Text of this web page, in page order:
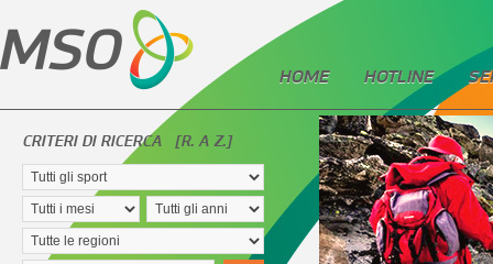
HOME HOTLINE
CRITERI DI RICERCA [R. A Z.]